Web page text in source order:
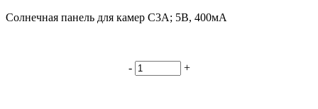
Солнечная панель для камер С3А; 5В, 400мА
- +